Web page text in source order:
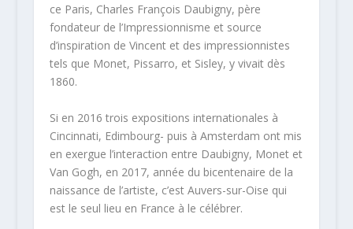
ce Paris, Charles François Daubigny, père
fondateur de l’Impressionnisme et source
d’inspiration de Vincent et des impressionnistes
tels que Monet, Pissarro, et Sisley, y vivait dès
1860.
Si en 2016 trois expositions internationales à
Cincinnati, Edimbourg- puis à Amsterdam ont mis
en exergue l’interaction entre Daubigny, Monet et
Van Gogh, en 2017, année du bicentenaire de la
naissance de l’artiste, c’est Auvers-sur-Oise qui
est le seul lieu en France à le célébrer.